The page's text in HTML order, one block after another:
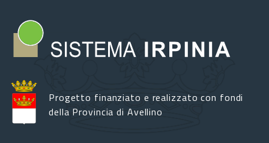
Progetto finanziato e realizzato con fondi
della Provincia di Avellino